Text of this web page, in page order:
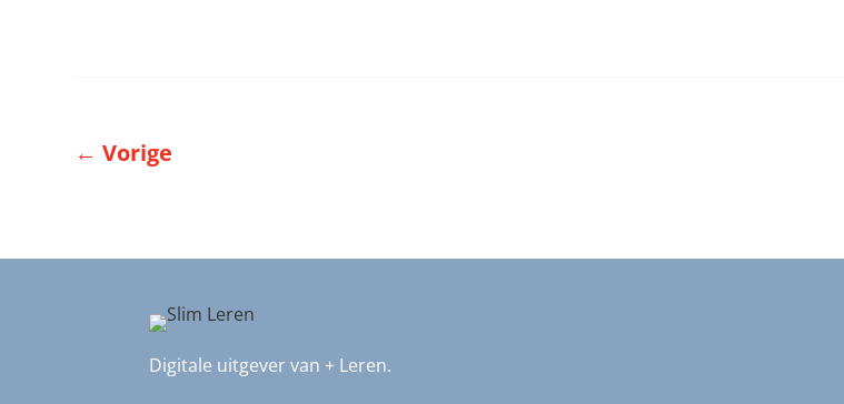
←Vorige
Digitale uitgever van + Leren.